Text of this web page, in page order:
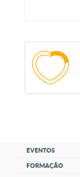
EVENTOS
FORMAÇÃO